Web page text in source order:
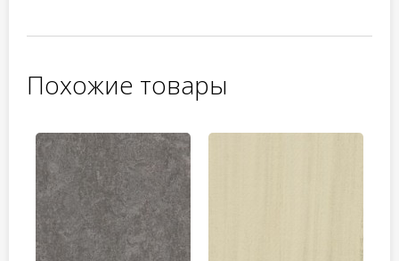
Похожие товары